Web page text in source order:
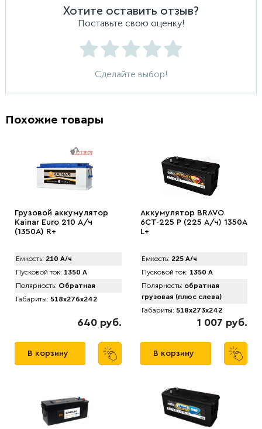
Хотите оставить отзыв?
Поставьте свою оценку!
Сделайте выбор!
Похожие товары
Грузовой аккумулятор
Kainar Euro 210 А/ч
(1350A) R+
Емкость: 210 А/ч
Пусковой ток: 1350 А
Полярность: Обратная
Габариты: 518x276x242
640 руб.
В корзину
Аккумулятор BRAVO
6СТ-225 Р (225 А/ч) 1350A
L+
Емкость: 225 А/ч
Пусковой ток: 1350 А
Полярность: обратная
грузовая (плюс слева)
Габариты: 518x273x242
1 007 руб.
В корзину